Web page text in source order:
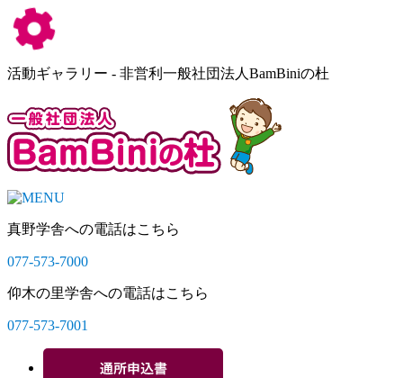
活動ギャラリー - 非営利一般社団法人BamBiniの杜
真野学舎への電話はこちら
077-573-7000
仰木の里学舎への電話はこちら
077-573-7001